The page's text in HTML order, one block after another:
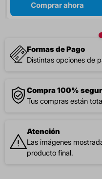
Comprar ahora
Formas de Pago
Distintas opciones de
Compra 100%
Tus compras están
Atención
Las imágenes
producto final.